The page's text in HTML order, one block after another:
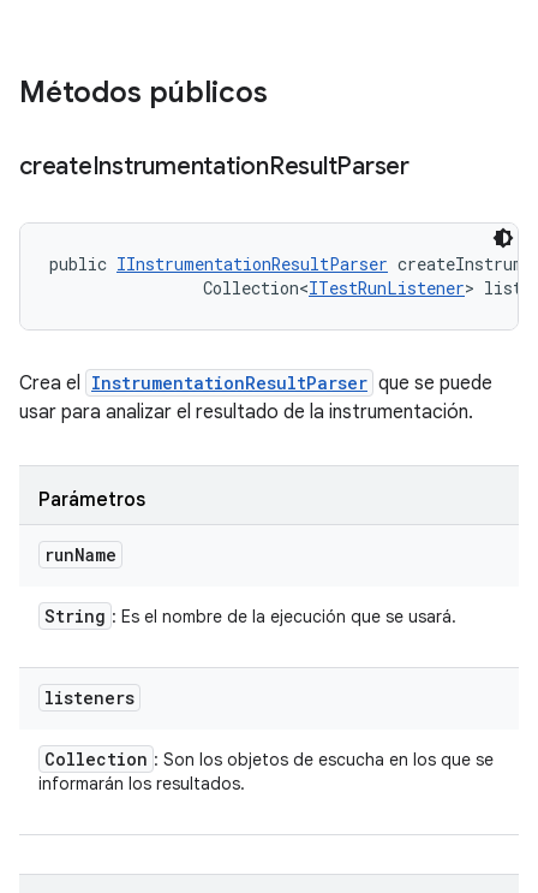
Métodos públicos
createInstrumentationResultParser
public IInstrumentationResultParser
                Collection<
ITestRunListener>
Crea el InstrumentationResultParser que se puede
usar para analizar el resultado de la instrumentación.
Parámetros
runName
String : Es el nombre de la ejecución que se usará.
listeners
Collection : Son los objetos de escucha en los que se
informarán los resultados.